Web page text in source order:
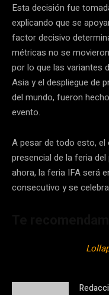
Esta decisión fue
explicando que se
factor decisivo
métricas no se
por lo que las variantes
Asia y el despliegue de
del mundo, fueron
evento.
A pesar de todo esto,
presencial de la feria
ahora, la feria IFA será
consecutivo y se